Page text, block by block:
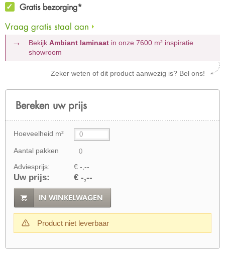
Gratis bezorging*
Vraag gratis staal aan
Bekijk Ambiant laminaatin onze 7600 m² inspiratie
showroom
Zeker weten of dit product aanwezig is? Bel ons!
Bereken uw prijs
Hoeveelheid m²
Aantal pakken
Adviesprijs: € -,--
Uw prijs: € -,--
IN WINKELWAGEN
Product niet leverbaar